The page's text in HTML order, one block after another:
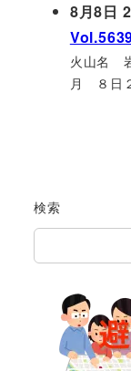
8月8日
火山名
月 ８日
検索